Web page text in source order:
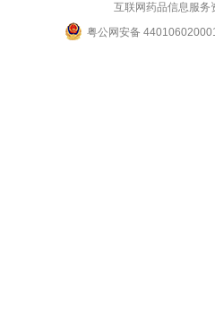
互联网药品信息服
粤公网安备